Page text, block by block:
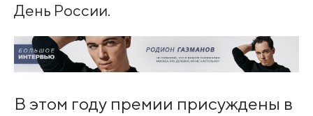
День России.
В этом году премии присуждены в